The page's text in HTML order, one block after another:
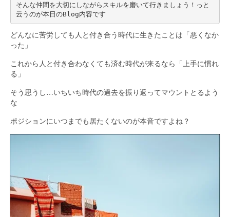
そんな仲間を大切にしながらスキルを磨いて行きましょう！っと
云うのが本日のBlog内容です
どんなに苦労しても人と付き合う時代に生きたことは「悪くなか
った」
これから人と付き合わなくても済む時代が来るなら「上手に慣れ
る」
そう思うし…いちいち時代の過去を振り返ってマウントとるよう
な
ポジションにいつまでも居たくないのが本音ですよね？